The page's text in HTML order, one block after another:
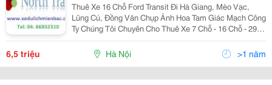
Thuê Xe 16 Chỗ Ford Transit Đi Hà Giang, Mèo Vạc,
Lũng Cú, Đồng Văn Chụp Ảnh Hoa Tam Giác Mạch Công
Ty Chúng Tôi Chuyên Cho Thuê Xe 7 Chỗ - 16 Chỗ - 29
Chỗ - 35 Chỗ - 45 Chỗ Đời Mới, Lái Xe Chuyên Nghiệp
Chắc Chắn Sẽ Đáp Ứng Mọi Nhu Cầu Thuê Xe Củ
6,5 triệu Hà Nội >1 năm